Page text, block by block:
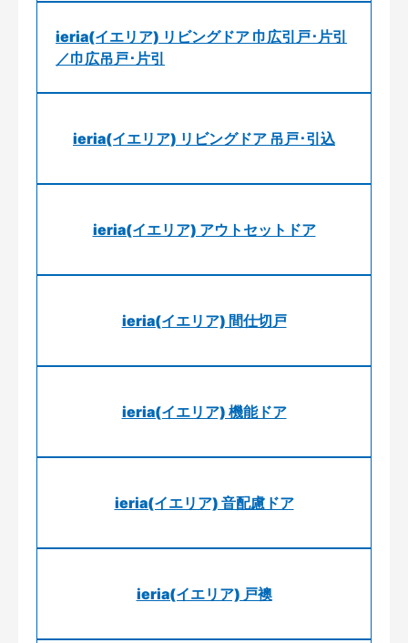
ieria(イエリア) リビングドア 巾広引戸･片引
／巾広吊戸･片引
ieria(イエリア) リビングドア 吊戸･引込
ieria(イエリア) アウトセットドア
ieria(イエリア) 間仕切戸
ieria(イエリア) 機能ドア
ieria(イエリア) 音配慮ドア
ieria(イエリア) 戸襖